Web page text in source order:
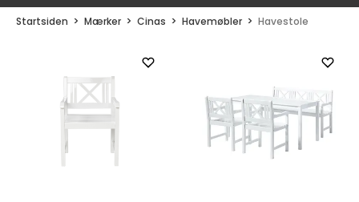
Startsiden Mærker Cinas Havemøbler Havestole